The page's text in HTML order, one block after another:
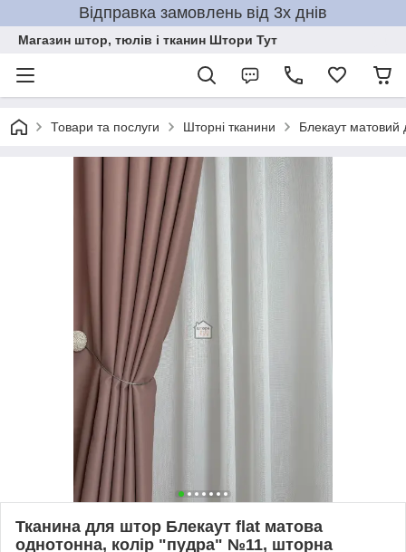
Відправка замовлень від 3х днів
Магазин штор, тюлів і тканин Штори Тут
Товари та послуги Шторні тканини Блекаут
Тканина для штор Блекаут flat матова
однотонна, колір "пудра" №11, шторна